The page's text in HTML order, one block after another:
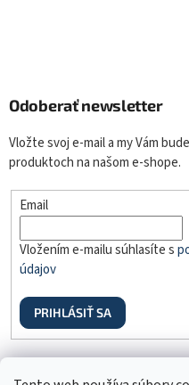
Odoberať newsletter
Vložte svoj e-mail a my Vám
produktoch na našom e-shope.
Email
Vložením e-mailu súhlasíte s
údajov
PRIHLÁSIŤ SA